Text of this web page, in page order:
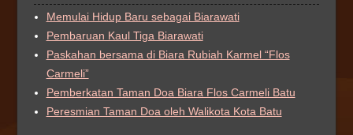
Memulai Hidup Baru sebagai Biarawati
Pembaruan Kaul Tiga Biarawati
Paskahan bersama di Biara Rubiah Karmel “Flos
Carmeli”
Pemberkatan Taman Doa Biara Flos Carmeli Batu
Peresmian Taman Doa oleh Walikota Kota Batu